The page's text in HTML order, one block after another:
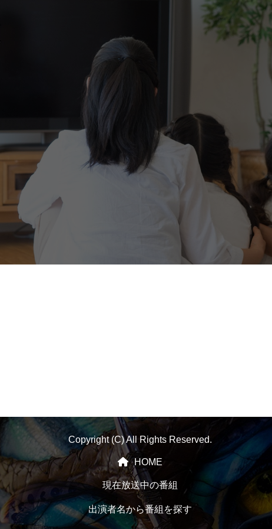
Copyright (C) All Rights Reserved.
HOME
現在放送中の番組
出演者名から番組を探す